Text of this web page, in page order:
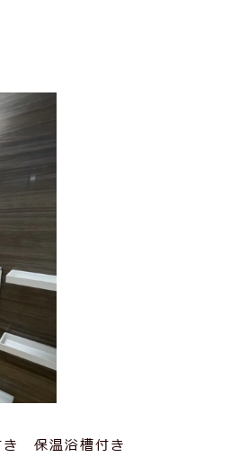
保温浴槽付き